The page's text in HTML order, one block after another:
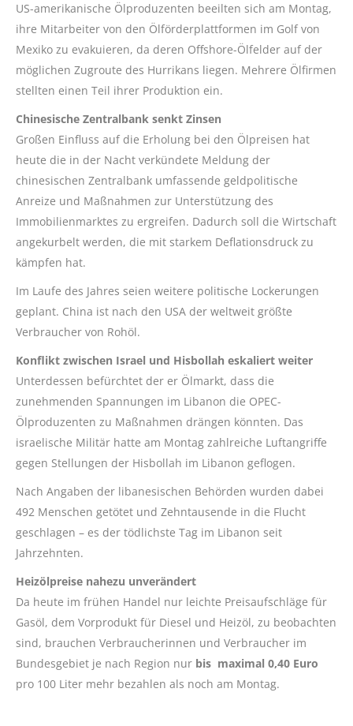
US-amerikanische Ölproduzenten beeilten sich am Montag,
ihre Mitarbeiter von den Ölförderplattformen im Golf von
Mexiko zu evakuieren, da deren Offshore-Ölfelder auf der
möglichen Zugroute des Hurrikans liegen. Mehrere Ölfirmen
stellten einen Teil ihrer Produktion ein.
Chinesische Zentralbank senkt Zinsen
Großen Einfluss auf die Erholung bei den Ölpreisen hat
heute die in der Nacht verkündete Meldung der
chinesischen Zentralbank umfassende geldpolitische
Anreize und Maßnahmen zur Unterstützung des
Immobilienmarktes zu ergreifen. Dadurch soll die Wirtschaft
angekurbelt werden, die mit starkem Deflationsdruck zu
kämpfen hat.
Im Laufe des Jahres seien weitere politische Lockerungen
geplant. China ist nach den USA der weltweit größte
Verbraucher von Rohöl.
Konflikt zwischen Israel und Hisbollah eskaliert weiter
Unterdessen befürchtet der er Ölmarkt, dass die
zunehmenden Spannungen im Libanon die OPEC-
Ölproduzenten zu Maßnahmen drängen könnten. Das
israelische Militär hatte am Montag zahlreiche Luftangriffe
gegen Stellungen der Hisbollah im Libanon geflogen.
Nach Angaben der libanesischen Behörden wurden dabei
492 Menschen getötet und Zehntausende in die Flucht
geschlagen – es der tödlichste Tag im Libanon seit
Jahrzehnten.
Heizölpreise nahezu unverändert
Da heute im frühen Handel nur leichte Preisaufschläge für
Gasöl, dem Vorprodukt für Diesel und Heizöl, zu beobachten
sind, brauchen Verbraucherinnen und Verbraucher im
Bundesgebiet je nach Region nur bis maximal 0,40 Euro
pro 100 Liter mehr bezahlen als noch am Montag.